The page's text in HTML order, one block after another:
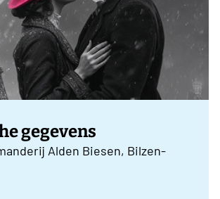
gegevens
Alden Biesen, Bilzen-